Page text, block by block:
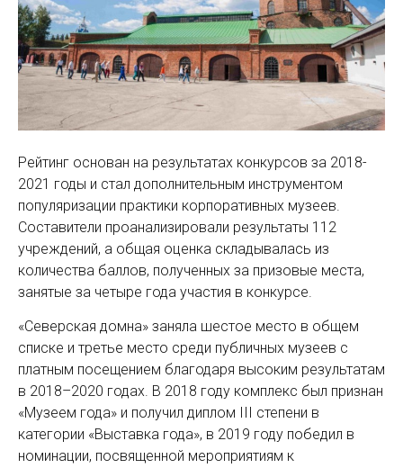
Рейтинг основан на результатах конкурсов за 2018-
2021 годы и стал дополнительным инструментом
популяризации практики корпоративных музеев.
Составители проанализировали результаты 112
учреждений, а общая оценка складывалась из
количества баллов, полученных за призовые места,
занятые за четыре года участия в конкурсе.
«Северская домна» заняла шестое место в общем
списке и третье место среди публичных музеев с
платным посещением благодаря высоким результатам
в 2018–2020 годах. В 2018 году комплекс был признан
«Музеем года» и получил диплом III степени в
категории «Выставка года», в 2019 году победил в
номинации, посвященной мероприятиям к